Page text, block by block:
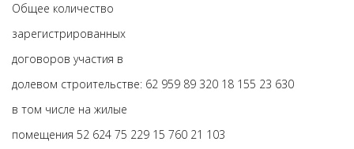
Общее количество
зарегистрированных
договоров участия в
долевом строительстве: 62 959 89 320 18 155 23 630
в том числе на жилые
помещения 52 624 75 229 15 760 21 103